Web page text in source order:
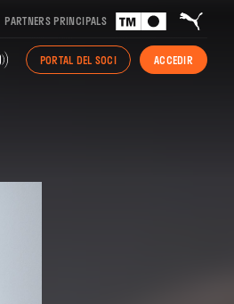
PARTNERS PRINCIPALS
PORTAL DEL SOCI ACCEDIR